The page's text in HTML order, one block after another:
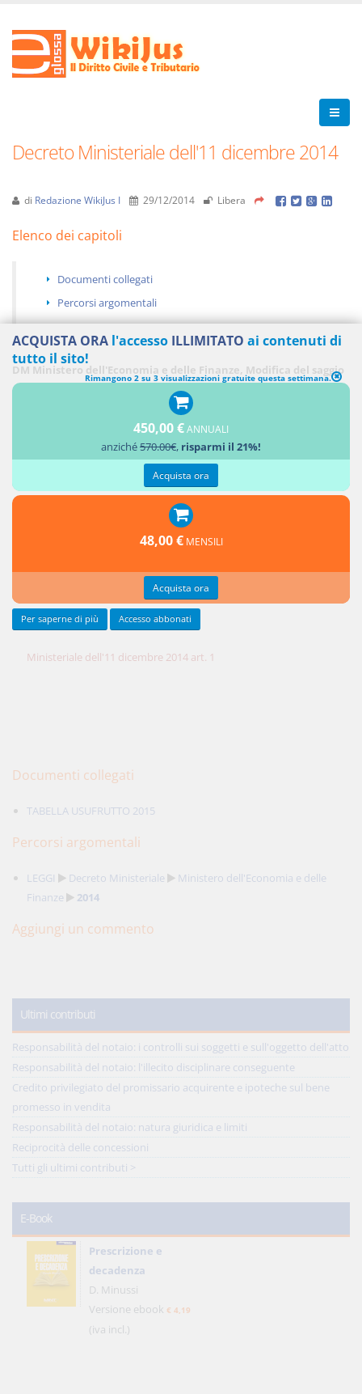
Decreto Ministeriale dell'11 dicembre 2014
di Redazione WikiJus I 29/12/2014 Libera
Elenco dei capitoli
Documenti collegati
Percorsi argomentali
DM Ministero dell'Economia e delle Finanze, Modifica del saggio
di interesse legale
Ministeriale dell'11 dicembre 2014 art. 1
Documenti collegati
TABELLA USUFRUTTO 2015
Percorsi argomentali
LEGGI Decreto Ministeriale
Ministero dell'Economia e delle
Finanze
2014
Aggiungi un commento
Ultimi contributi
Responsabilità del notaio: i controlli sui soggetti e sull'oggetto dell'atto
Responsabilità del notaio: l'illecito disciplinare conseguente
Credito privilegiato del promissario acquirente e ipoteche sul bene
promesso in vendita
Responsabilità del notaio: natura giuridica e limiti
Reciprocità delle concessioni
Tutti gli ultimi contributi >
E-Book
Prescrizione e
decadenza
D. Minussi
Versione ebook € 4,19
(iva incl.)
ACQUISTA ORA l'accesso ILLIMITATO ai contenuti di
tutto il sito!
Rimangono 2 su 3 visualizzazioni gratuite questa settimana.
450,00 €ANNUALI
anziché570.00€, risparmi il 21%!
Acquista ora
48,00 € MENSILI
Acquista ora
Per saperne di più Accesso abbonati